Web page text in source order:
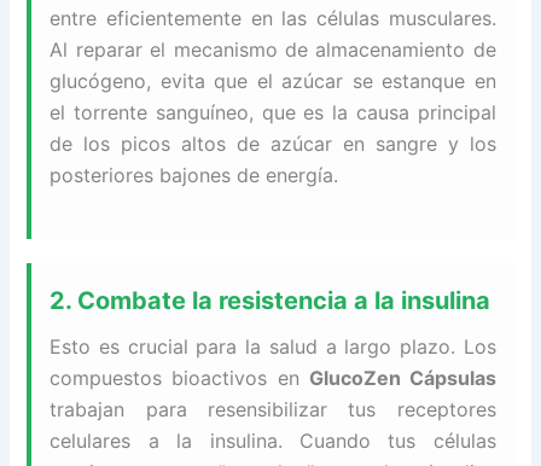
entre eficientemente en las células musculares.
Al reparar el mecanismo de almacenamiento de
glucógeno, evita que el azúcar se estanque en
el torrente sanguíneo, que es la causa principal
de los picos altos de azúcar en sangre y los
posteriores bajones de energía.
2. Combate la resistencia a la insulina
Esto es crucial para la salud a largo plazo. Los
compuestos bioactivos en GlucoZen Cápsulas
trabajan para resensibilizar tus receptores
celulares a la insulina. Cuando tus células